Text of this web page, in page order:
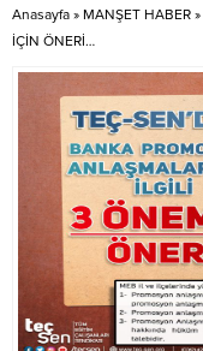
Anasayfa » MANŞET HABER »
İÇİN ÖNERİ…